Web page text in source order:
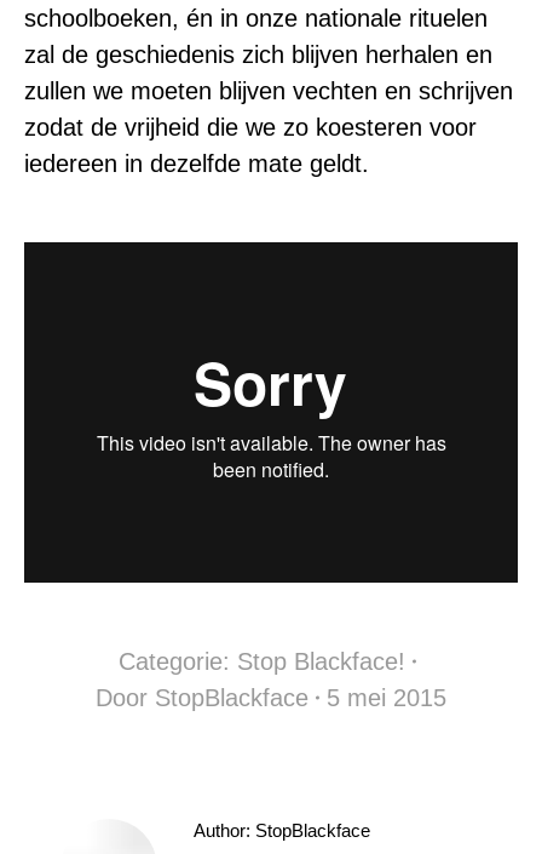
schoolboeken, én in onze nationale rituelen
zal de geschiedenis zich blijven herhalen en
zullen we moeten blijven vechten en schrijven
zodat de vrijheid die we zo koesteren voor
iedereen in dezelfde mate geldt.
Categorie: Stop Blackface!
Door StopBlackface 5 mei 2015
Author: StopBlackface